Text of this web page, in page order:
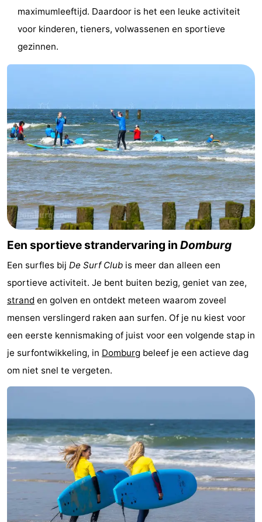
Wandelen
Paardrijden
Maneges
-
en
drinken
Ringrijden
Mondriaan
Toorop
Evenementen
Praktisch
Forum
Route
-
Parkeren
Reisboekenwinkel
Nieuws
Medische
Zeeland
Schouwen-
Duiveland
-
Renesse
maximumleeftijd. Daardoor is het een leuke activiteit
voor kinderen, tieners, volwassenen en sportieve
gezinnen.
Een sportieve strandervaring in Domburg
Een surfles bij De Surf Club is meer dan alleen een
sportieve activiteit. Je bent buiten bezig, geniet van zee,
strand en golven en ontdekt meteen waarom zoveel
mensen verslingerd raken aan surfen. Of je nu kiest voor
een eerste kennismaking of juist voor een volgende stap in
je surfontwikkeling, in Domburg beleef je een actieve dag
om niet snel te vergeten.